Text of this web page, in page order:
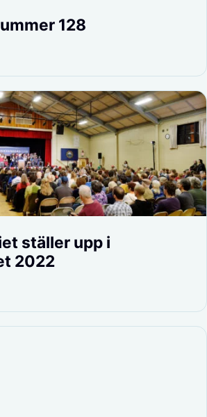
128
ställer upp i
2022